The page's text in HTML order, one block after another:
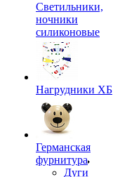
Светильники,
ночники
силиконовые
Нагрудники ХБ
Германская
фурнитура
Дуги